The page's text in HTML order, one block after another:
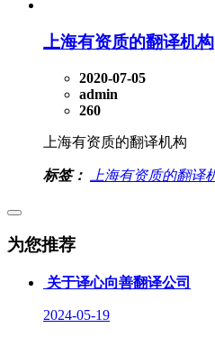
上海有资质的翻译机构
2020-07-05
admin
260
上海有资质的翻译机构
标签： 上海有资质的翻译
为您推荐
关于译心向善翻译公司
2024-05-19